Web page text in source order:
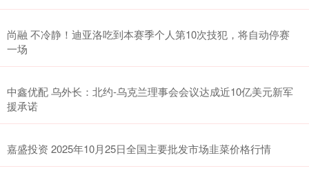
尚融 不冷静！迪亚洛吃到本赛季个人第10次技犯，将自动停赛
一场
中鑫优配 乌外长：北约-乌克兰理事会会议达成近10亿美元新军
援承诺
嘉盛投资 2025年10月25日全国主要批发市场韭菜价格行情